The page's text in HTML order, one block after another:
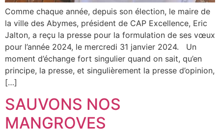
Comme chaque année, depuis son élection, le maire de
la ville des Abymes, président de CAP Excellence, Eric
Jalton, a reçu la presse pour la formulation de ses vœux
pour l’année 2024, le mercredi 31 janvier 2024. Un
moment d’échange fort singulier quand on sait, qu’en
principe, la presse, et singulièrement la presse d’opinion,
[…]
SAUVONS NOS
MANGROVES